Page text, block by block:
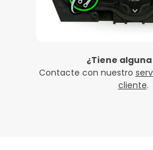
¿Tiene
Contacte con nuestro
cliente.